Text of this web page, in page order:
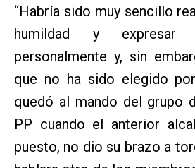
“Habría sido muy sencillo
humildad y expresar
personalmente y, sin
que no ha sido elegido
quedó al mando del grupo
PP cuando el anterior
puesto, no dio su brazo a